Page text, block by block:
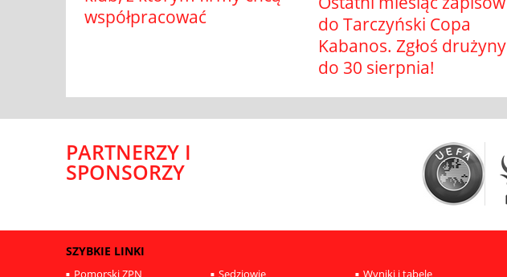
współpracować
do Tarczyński Copa
Kabanos. Zgłoś drużyny
do 30 sierpnia!
PARTNERZY I
SPONSORZY
SZYBKIE LINKI
Pomorski ZPN Sędziowie Wyniki i tabele